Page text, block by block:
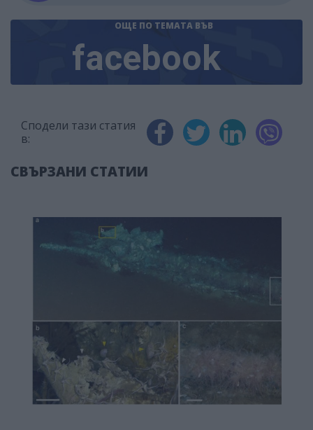
ОЩЕ ПО ТЕМАТА ВЪВ
facebook
Сподели тази статия
в:
СВЪРЗАНИ СТАТИИ